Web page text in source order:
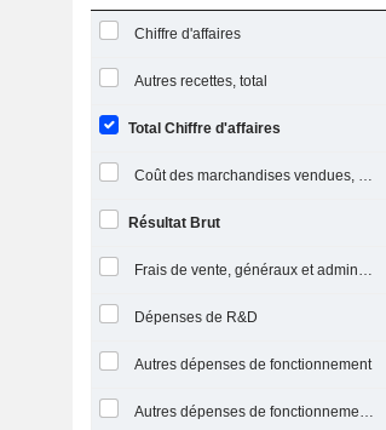
Chiffre d'affaires
Autres recettes, total
Total Chiffre d'affaires
Coût des marchandises vendues, total
Résultat Brut
Frais de vente, généraux et administratifs, total
Dépenses de R&D
Autres dépenses de fonctionnement
Autres dépenses de fonctionnement, total